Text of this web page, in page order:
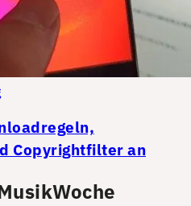
Copyrightfilter an